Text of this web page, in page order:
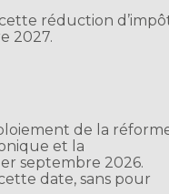
réduction
2027.
de la
et la
septembre 2026.
date, sans pour